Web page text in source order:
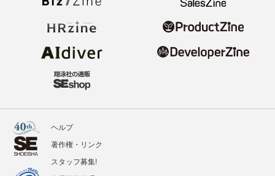
ヘルプ
著作権・リンク
スタッフ募集!